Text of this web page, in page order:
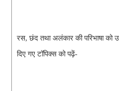
रस, छंद तथा अलंकार की परिभाषा को
दिए गए टॉपिक्स को पढ़ें-